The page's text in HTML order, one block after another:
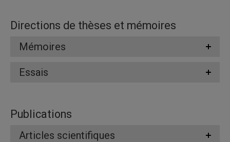
Directions de thèses et mémoires
Mémoires
Essais
Publications
Articles scientifiques